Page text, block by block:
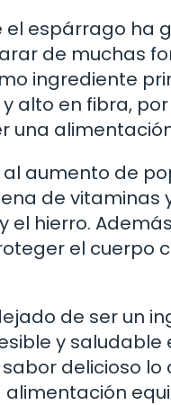
el espárrago
de muchas
ingrediente
alto en fibra,
una
aumento de
de
el hierro.
el cuerpo
de ser un
y saludable
delicioso